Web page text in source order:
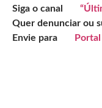
Siga o canal
Quer denunciar ou
Envie para